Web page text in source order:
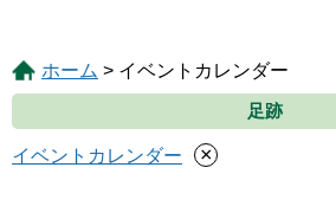
ホーム > イベントカレンダー
足跡
イベントカレンダー ×